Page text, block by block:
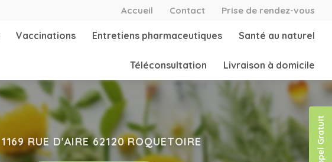
Rappel Gratuit
Accueil Contact Prise de rendez-vous
Vaccinations Entretiens pharmaceutiques Santé au naturel
Téléconsultation Livraison à domicile
1169 RUE D'AIRE 62120 ROQUETOIRE